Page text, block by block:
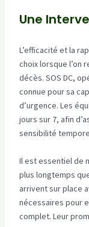
Une
L’efficacité et la
choix lorsque l’on
décès. SOS DC,
connue pour sa
d’urgence. Les
jours sur 7, afin
sensibilité
Il est essentiel de
plus longtemps
arrivent sur place
nécessaires pour
complet. Leur